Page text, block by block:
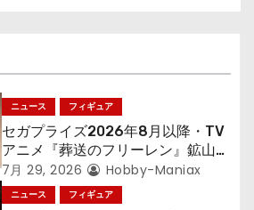
ニュース フィギュア
セガプライズ2026年8月以降・TV
アニメ『葬送のフリーレン』鉱山で
300年働くことになっっちゃった
「フリーレン」を立体化！
7月 29, 2026 Hobby-Maniax
ニュース フィギュア